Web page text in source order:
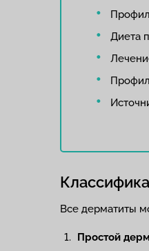
Диета
Все дерматиты
Простой